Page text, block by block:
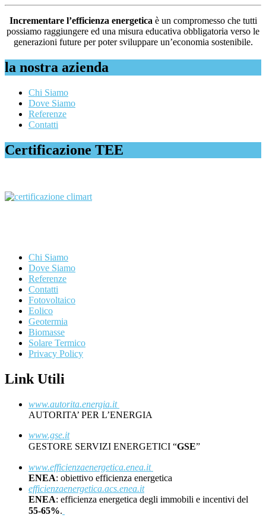
Incrementare l’efficienza energetica è un compromesso che tutti
possiamo raggiungere ed una misura educativa obbligatoria verso le
generazioni future per poter sviluppare un’economia sostenibile.
la nostra azienda
Chi Siamo
Dove Siamo
Referenze
Contatti
Certificazione TEE
Chi Siamo
Dove Siamo
Referenze
Contatti
Fotovoltaico
Eolico
Geotermia
Biomasse
Solare Termico
Privacy Policy
Link Utili
www.autorita.energia.it
AUTORITA’ PER L’ENERGIA
www.gse.it
GESTORE SERVIZI ENERGETICI “GSE”
www.efficienzaenergetica.enea.it
ENEA: obiettivo efficienza energetica
efficienzaenergetica.acs.enea.it
ENEA: efficienza energetica degli immobili e incentivi del
55-65%.